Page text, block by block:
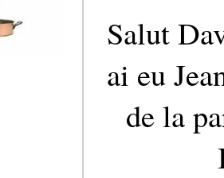
Salut
ai eu
de la